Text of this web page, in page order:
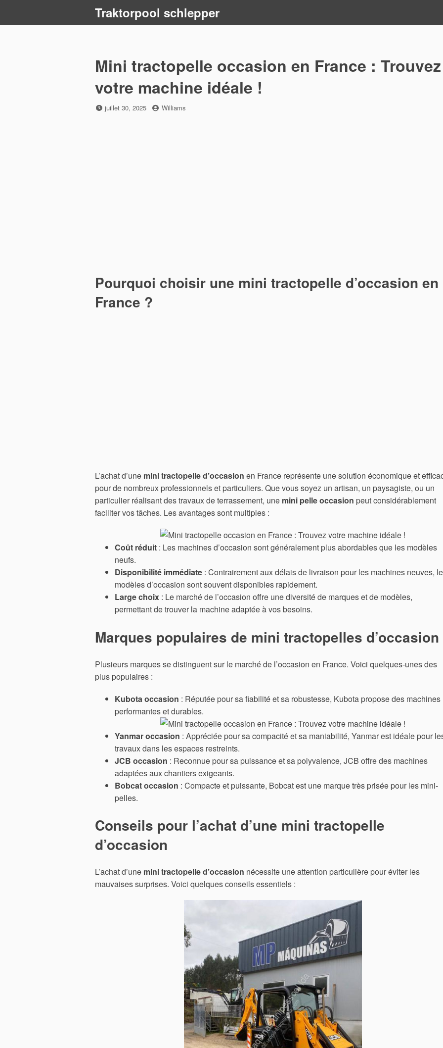
Traktorpool schlepper
Mini tractopelle occasion en France : Trouvez
votre machine idéale !
Posted
juillet 30, 2025 by
Williams
Pourquoi choisir une mini tractopelle d’occasion en
France ?
L’achat d’une mini tractopelle d’occasion en France représente une solution économique et
pour de nombreux professionnels et particuliers. Que vous soyez un artisan, un paysagiste, ou un
particulier réalisant des travaux de terrassement, une mini pelle occasion peut considérablement
faciliter vos tâches. Les avantages sont multiples :
Coût réduit : Les machines d’occasion sont généralement plus abordables que les modèles
neufs.
Disponibilité immédiate : Contrairement aux délais de livraison pour les machines neuves,
modèles d’occasion sont souvent disponibles rapidement.
Large choix : Le marché de l’occasion offre une diversité de marques et de modèles,
permettant de trouver la machine adaptée à vos besoins.
Marques populaires de mini tractopelles d’occasion
Plusieurs marques se distinguent sur le marché de l’occasion en France. Voici quelques-unes des
plus populaires :
Kubota occasion : Réputée pour sa fiabilité et sa robustesse, Kubota propose des machines
performantes et durables.
Yanmar occasion : Appréciée pour sa compacité et sa maniabilité, Yanmar est idéale pour
travaux dans les espaces restreints.
JCB occasion : Reconnue pour sa puissance et sa polyvalence, JCB offre des machines
adaptées aux chantiers exigeants.
Bobcat occasion : Compacte et puissante, Bobcat est une marque très prisée pour les mini-
pelles.
Conseils pour l’achat d’une mini tractopelle
d’occasion
L’achat d’une mini tractopelle d’occasion nécessite une attention particulière pour éviter les
mauvaises surprises. Voici quelques conseils essentiels :